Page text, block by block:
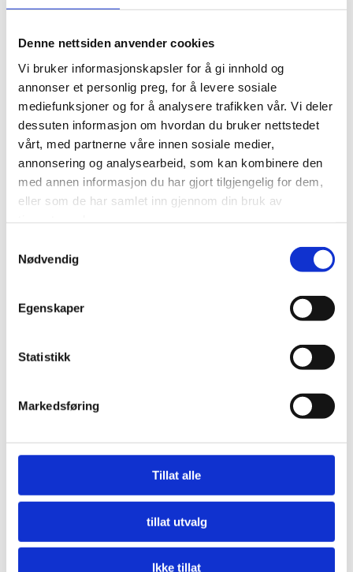
Denne nettsiden anvender cookies
Vi bruker informasjonskapsler for å gi innhold og
annonser et personlig preg, for å levere sosiale
mediefunksjoner og for å analysere trafikken vår. Vi deler
dessuten informasjon om hvordan du bruker nettstedet
vårt, med partnerne våre innen sosiale medier,
annonsering og analysearbeid, som kan kombinere den
med annen informasjon du har gjort tilgjengelig for dem,
eller som de har samlet inn gjennom din bruk av
Nødvendig
Egenskaper
Statistikk
Markedsføring
Tillat alle
tillat utvalg
Ikke tillat
Nå må offentlige innkjøpere etterspørre miljø